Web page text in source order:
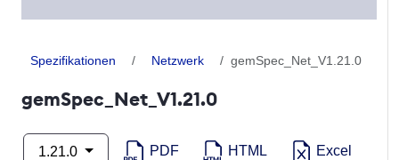
Spezifikationen Netzwerk gemSpec_Net_V1.21.0
gemSpec_Net_V1.21.0
1.21.0 PDF HTML Excel